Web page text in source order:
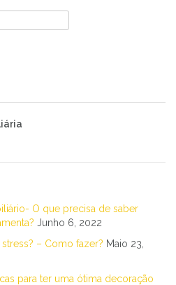
O que precisa de saber
Junho 6, 2022
– Como fazer? Maio 23,
para ter uma ótima decoração